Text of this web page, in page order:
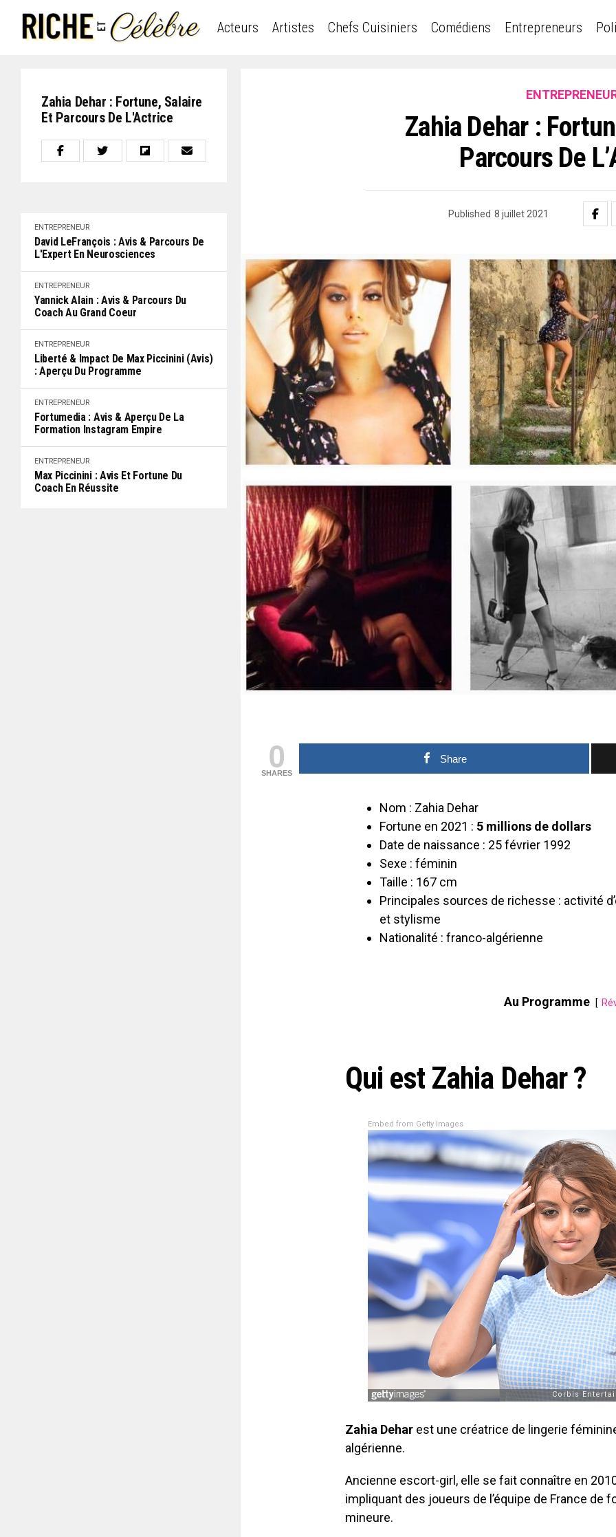
Acteurs Artistes Chefs Cuisiniers Comédiens Entrepreneurs
Zahia Dehar : Fortune, Salaire
Et Parcours De L'Actrice
ENTREPRENEUR
David LeFrançois : Avis & Parcours De
L'Expert En Neurosciences
ENTREPRENEUR
Yannick Alain : Avis & Parcours Du
Coach Au Grand Coeur
ENTREPRENEUR
Liberté & Impact De Max Piccinini (Avis)
: Aperçu Du Programme
ENTREPRENEUR
Fortumedia : Avis & Aperçu De La
Formation Instagram Empire
ENTREPRENEUR
Max Piccinini : Avis Et Fortune Du
Coach En Réussite
Zahia Dehar :
Parcours De
Published 8 juillet 2021
0
SHARES
Share
Nom : Zahia Dehar
Fortune en 2021 : 5 millions de dollars
Date de naissance : 25 février 1992
Sexe : féminin
Taille : 167 cm
Principales sources de richesse : activité
et stylisme
Nationalité : franco-algérienne
Au Programme
Qui est Zahia Dehar ?
Embed from Getty Images
Zahia Dehar est une créatrice de lingerie
algérienne.
Ancienne escort-girl, elle se fait connaître en
impliquant des joueurs de l’équipe de France de
mineure.